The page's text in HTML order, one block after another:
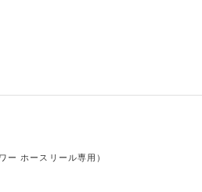
ー ホースリール専用）